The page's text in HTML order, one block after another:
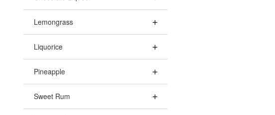
Lemongrass
Liquorice
Pineapple
Sweet Rum